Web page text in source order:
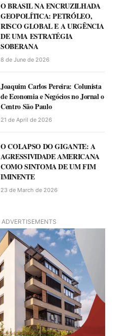
O BRASIL NA ENCRUZILHADA
GEOPOLÍTICA: PETRÓLEO,
RISCO GLOBAL E A URGÊNCIA
DE UMA ESTRATÉGIA
SOBERANA
8 de June de 2026
Joaquim Carlos Pereira: Colunista
de Economia e Negócios no Jornal o
Centro São Paulo
21 de April de 2026
O COLAPSO DO GIGANTE: A
AGRESSIVIDADE AMERICANA
COMO SINTOMA DE UM FIM
IMINENTE
23 de March de 2026
ADVERTISEMENTS